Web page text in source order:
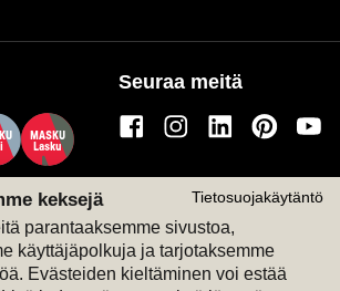
Tietosuojakäytäntö
keksejä
parantaaksemme sivustoa,
käyttäjäpolkuja ja tarjotaksemme
Evästeiden kieltäminen voi estää
MASKU
Lasku
Seuraa meitä